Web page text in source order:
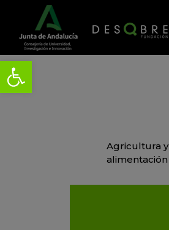
Agricultura y
alimentación